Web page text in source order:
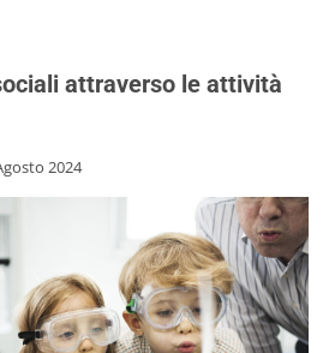
attraverso le attività
2024